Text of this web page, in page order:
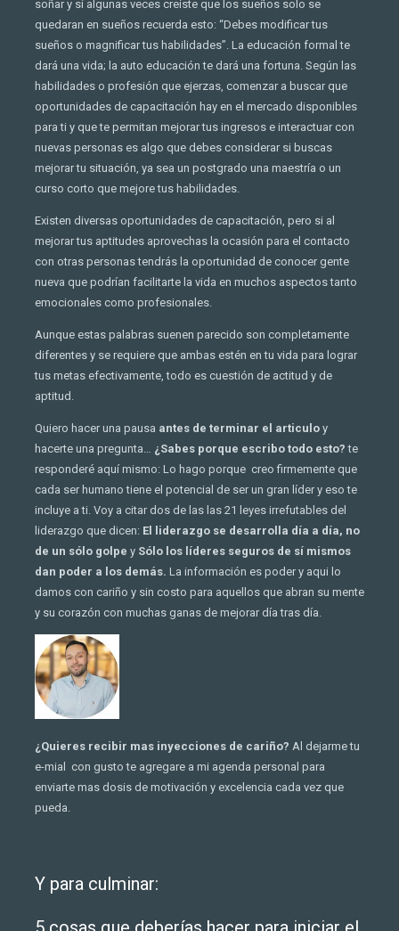
soñar y si algunas veces creíste que los sueños solo se
quedaran en sueños recuerda esto: “Debes modificar tus
sueños o magnificar tus habilidades”. La educación formal te
dará una vida; la auto educación te dará una fortuna. Según las
habilidades o profesión que ejerzas, comenzar a buscar que
oportunidades de capacitación hay en el mercado disponibles
para ti y que te permitan mejorar tus ingresos e interactuar con
nuevas personas es algo que debes considerar si buscas
mejorar tu situación, ya sea un postgrado una maestría o un
curso corto que mejore tus habilidades.
Existen diversas oportunidades de capacitación, pero si al
mejorar tus aptitudes aprovechas la ocasión para el contacto
con otras personas tendrás la oportunidad de conocer gente
nueva que podrían facilitarte la vida en muchos aspectos tanto
emocionales como profesionales.
Aunque estas palabras suenen parecido son completamente
diferentes y se requiere que ambas estén en tu vida para lograr
tus metas efectivamente, todo es cuestión de actitud y de
aptitud.
Quiero hacer una pausa antes de terminar el articulo y
hacerte una pregunta…
¿Sabes porque escribo todo esto? te
responderé aquí mismo: Lo hago porque creo firmemente que
cada ser humano tiene el potencial de ser un gran líder y eso te
incluye a ti. Voy a citar dos de las las 21 leyes irrefutables del
liderazgo que dicen: El liderazgo se desarrolla día a día, no
de un sólo golpe y Sólo los líderes seguros de sí mismos
dan poder a los demás. La información es poder y aqui lo
damos con cariño y sin costo para aquellos que abran su mente
y su corazón con muchas ganas de mejorar día tras día.
¿Quieres recibir mas inyecciones de cariño? Al dejarme tu
e-mial con gusto te agregare a mi agenda personal para
enviarte mas dosis de motivación y excelencia cada vez que
pueda.
Y para culminar: